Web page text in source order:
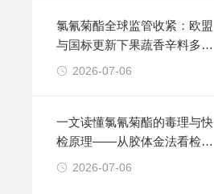
氯氰菊酯全球监管收紧：欧盟
与国标更新下果蔬香辛料多品
类快检方案的策略
2026-07-06
一文读懂氯氰菊酯的毒理与快
检原理——从胶体金法看检测
卡的适用边界
2026-07-06